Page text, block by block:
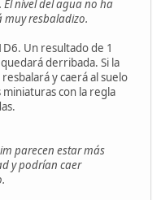
nivel del agua no ha
muy resbaladizo.
Un resultado de 1
derribada. Si la
y caerá al suelo
con la regla
parecen estar más
y podrían caer